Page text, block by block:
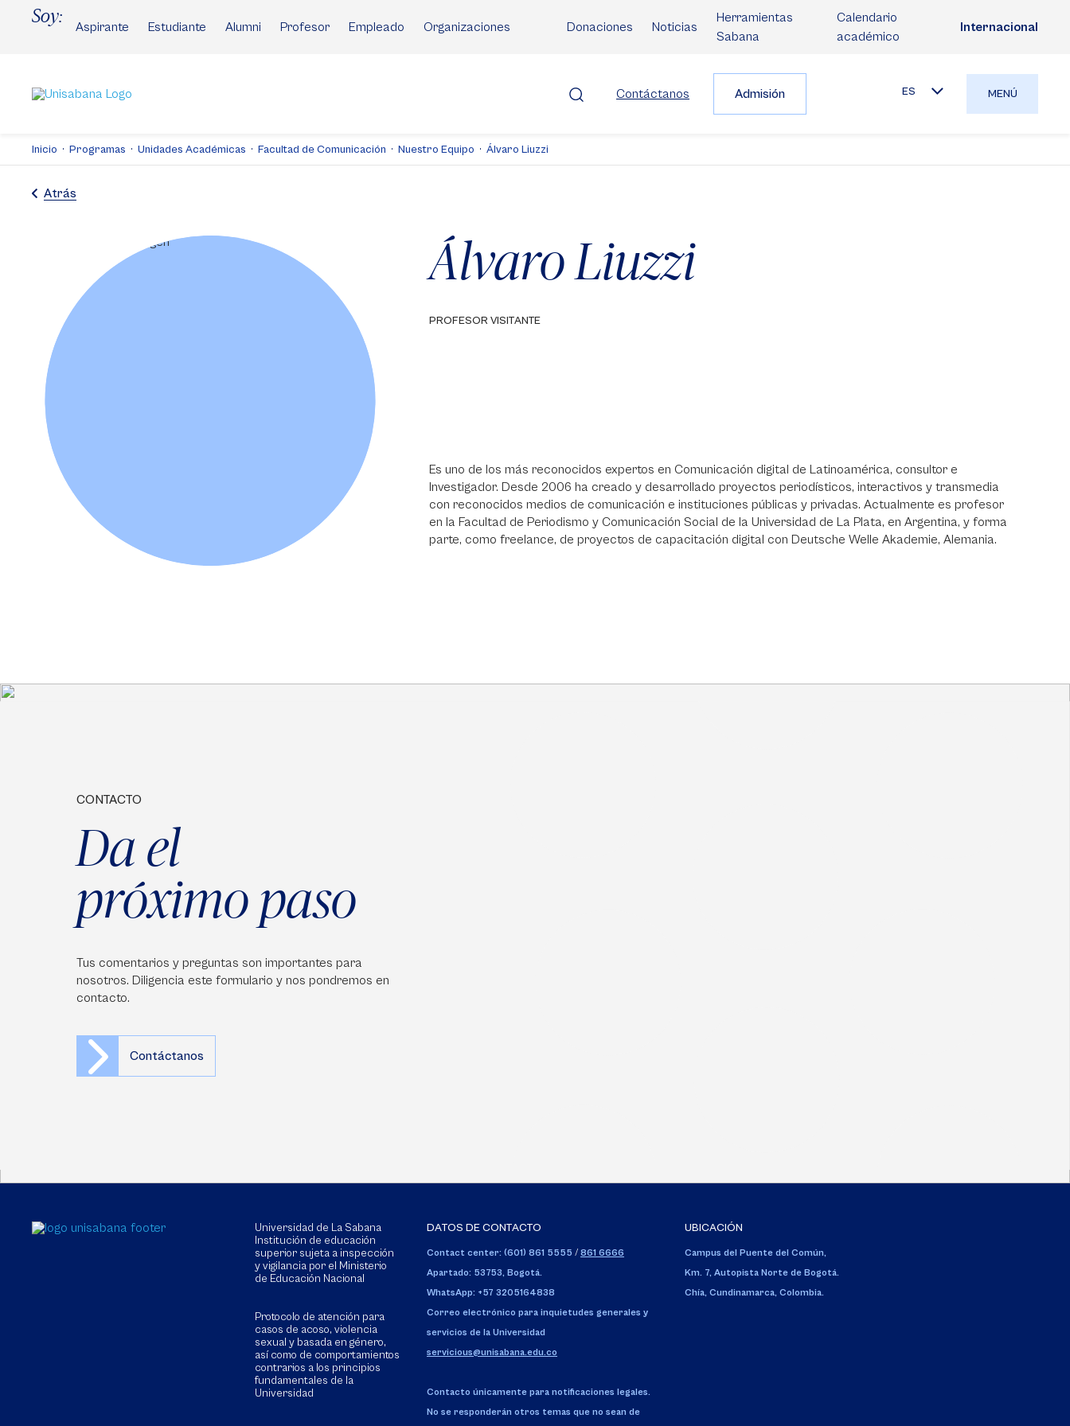
Soy:
Aspirante Estudiante Alumni Profesor Empleado Organizaciones Donaciones Noticias
Herramientas
Sabana
Calendario
académico
Internacional
Contáctanos Admisión ES MENÚ
Inicio Programas Unidades Académicas Facultad de Comunicación Nuestro Equipo Álvaro Liuzzi
Atrás
Álvaro Liuzzi
PROFESOR VISITANTE
Es uno de los más reconocidos expertos en Comunicación digital de Latinoamérica, consultor e
Investigador. Desde 2006 ha creado y desarrollado proyectos periodísticos, interactivos y transmedia
con reconocidos medios de comunicación e instituciones públicas y privadas. Actualmente es profesor
en la Facultad de Periodismo y Comunicación Social de la Universidad de La Plata, en Argentina, y forma
parte, como freelance, de proyectos de capacitación digital con Deutsche Welle Akademie, Alemania.
CONTACTO
Da el
próximo paso
Tus comentarios y preguntas son importantes para
nosotros. Diligencia este formulario y nos pondremos en
contacto.
Contáctanos
Universidad de La Sabana
Institución de educación
superior sujeta a inspección
y vigilancia por el Ministerio
de Educación Nacional
Protocolo de atención para
casos de acoso, violencia
sexual y basada en género,
así como de comportamientos
contrarios a los principios
fundamentales de la
Universidad
DATOS DE CONTACTO
Contact center: (601) 861 5555 / 861 6666
Apartado: 53753, Bogotá.
WhatsApp: +57 3205164838
Correo electrónico para inquietudes generales y
servicios de la Universidad
servicious@unisabana.edu.co
Contacto únicamente para notificaciones legales.
No se responderán otros temas que no sean de
UBICACIÓN
Campus del Puente del Común,
Km. 7, Autopista Norte de Bogotá.
Chía, Cundinamarca, Colombia.